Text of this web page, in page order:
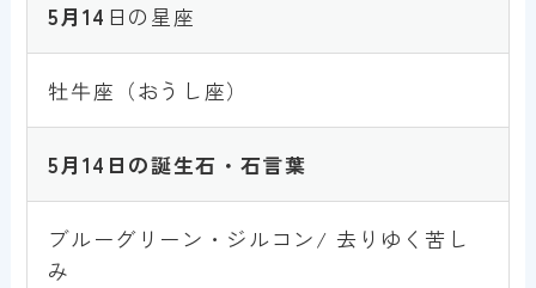
5月 14 日の星座
牡牛座（おうし座）
5月 14 日の誕生石・石言葉
ブルーグリーン・ジルコン/ 去りゆく苦し
み